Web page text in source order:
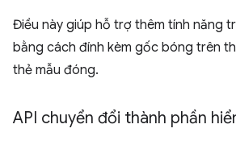
Điều này giúp hỗ trợ thêm tính năng
bằng cách đính kèm gốc bóng trên
thẻ mẫu đóng.
API chuyển đổi thành phần